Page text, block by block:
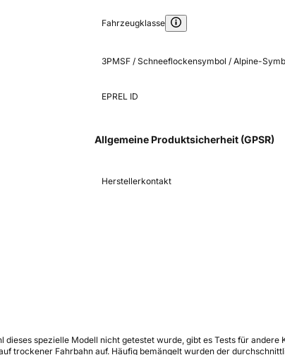
Fahrzeugklasse
3PMSF / Schneeflockensymbol / Alpine-
EPREL ID
Allgemeine Produktsicherheit (GPSR)
Herstellerkontakt
spezielle Modell nicht getestet wurde, gibt es Tests für
trockener Fahrbahn auf. Häufig bemängelt wurden der